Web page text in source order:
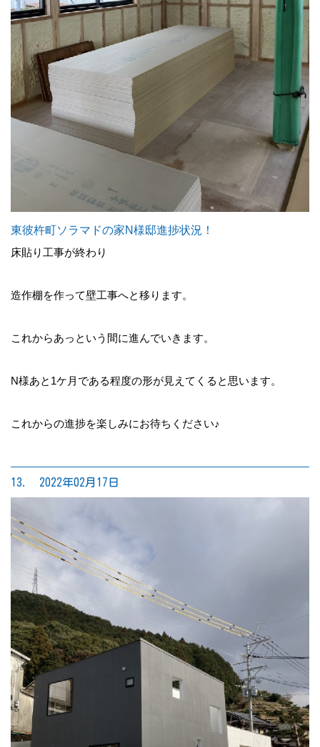
東彼杵町ソラマドの家N様邸進捗状況！
床貼り工事が終わり
造作棚を作って壁工事へと移ります。
これからあっという間に進んでいきます。
N様あと1ケ月である程度の形が見えてくると思います。
これからの進捗を楽しみにお待ちください♪
13. 2022年02月17日